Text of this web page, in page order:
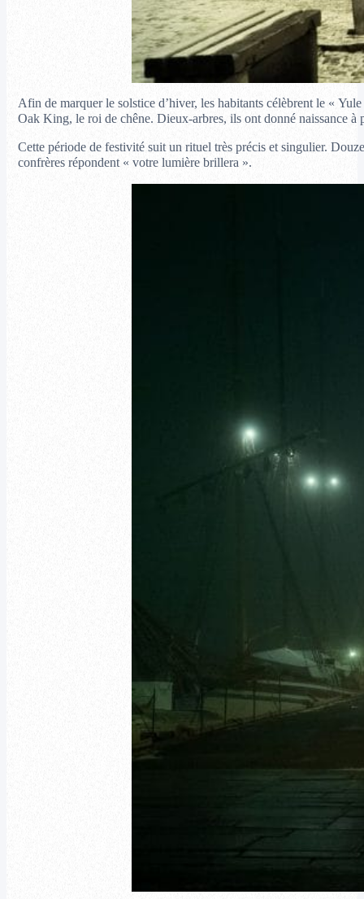
Afin de marquer le solstice d’hiver, les habitants célèbrent le «
Oak King, le roi de chêne. Dieux-arbres, ils ont donné naissance à
Cette période de festivité suit un rituel très précis et singulier.
confrères répondent « votre lumière brillera ».